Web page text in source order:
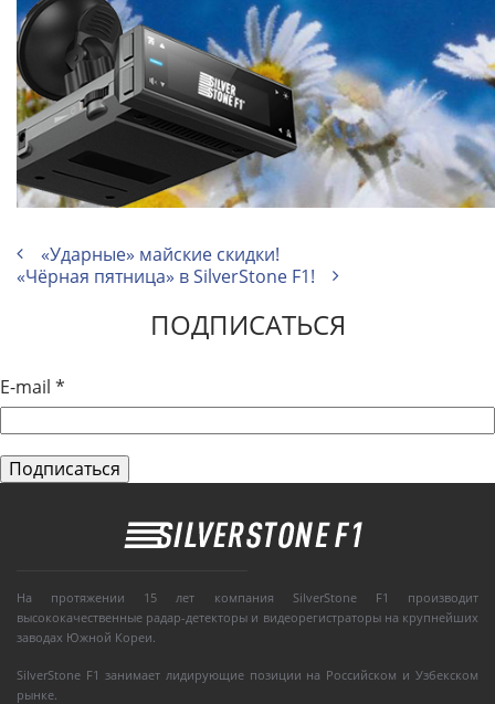
«Ударные» майские скидки!
«Чёрная пятница» в SilverStone F1!
ПОДПИСАТЬСЯ
E-mail *
На протяжении 15 лет компания SilverStone F1 производит
высококачественные радар-детекторы и видеорегистраторы на крупнейших
заводах Южной Кореи.
SilverStone F1 занимает лидирующие позиции на Российском и Узбекском
рынке.